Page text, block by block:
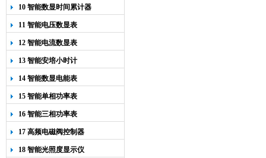
10 智能数显时间累计器
11 智能电压数显表
12 智能电流数显表
13 智能安培小时计
14 智能数显电能表
15 智能单相功率表
16 智能三相功率表
17 高频电磁阀控制器
18 智能光照度显示仪